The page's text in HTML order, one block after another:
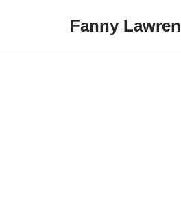
Fanny Lawren